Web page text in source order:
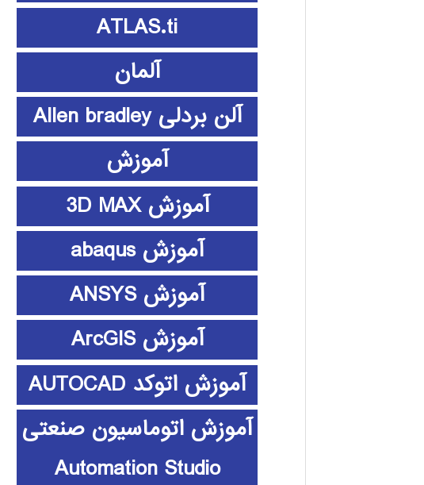
ATLAS.ti
آلمان
آلن بردلی Allen bradley
آموزش
آموزش 3D MAX
آموزش abaqus
آموزش ANSYS
آموزش ArcGIS
آموزش اتوکد AUTOCAD
آموزش اتوماسیون صنعتی
Automation Studio